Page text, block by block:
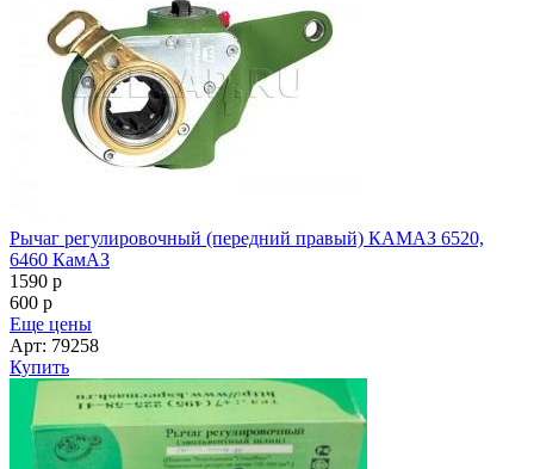
Рычаг регулировочный (передний правый) КАМАЗ 6520,
6460 КамАЗ
1590 p
600 p
Еще цены
Арт: 79258
Купить